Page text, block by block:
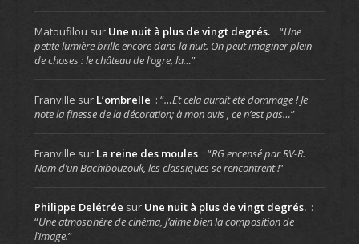
Matoufilou sur Une nuit à plus de vingt degrés. : “Une
petite lumière brille encore dans la nuit. On peut imaginer plein
de choses : le château de l’ogre, la…”
Franville sur L’ombrelle : “…Et cela aurait été dommage ! Je
note la finesse de la décoration; à mon avis , ce n’est pas…”
Franville sur La reine des moules : “RG encensé par RV-R.
Nom d’un Bachibouzouk, les classiques se rencontrent !”
Philippe Delétrée sur Une nuit à plus de vingt degrés. :
“Une atmosphère de cinéma, j’aime bien la composition de
l’image.”